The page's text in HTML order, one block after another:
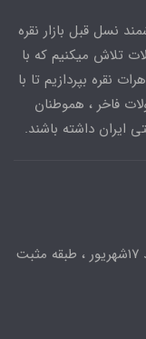
نسل قبل بازار نقره
تلاش میکنیم که با
نقره بپردازیم تا با
فاخر ، هموطنان
ایران داشته باشند.
مشهد ، میدان ۱۷شهریور ، مرکز خرید ۱۷شهریور ، طبقه مثبت